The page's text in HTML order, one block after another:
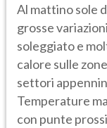
Al mattino sole
grosse
soleggiato e
calore sulle
settori
Temperature
con punte